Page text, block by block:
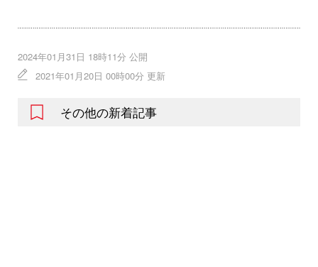
2024年01月31日 18時11分 公開
2021年01月20日 00時00分 更新
その他の新着記事